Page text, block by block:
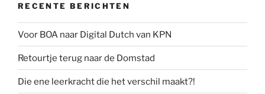
RECENTE BERICHTEN
Voor BOA naar Digital Dutch van KPN
Retourtje terug naar de Domstad
Die ene leerkracht die het verschil maakt?!